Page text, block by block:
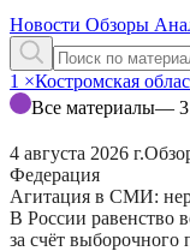
Новости Обзоры
1 ×Костромская
Все материалы—
4 августа 2026 г.
Федерация
Агитация в СМИ:
В России равенство
за счёт выборочного